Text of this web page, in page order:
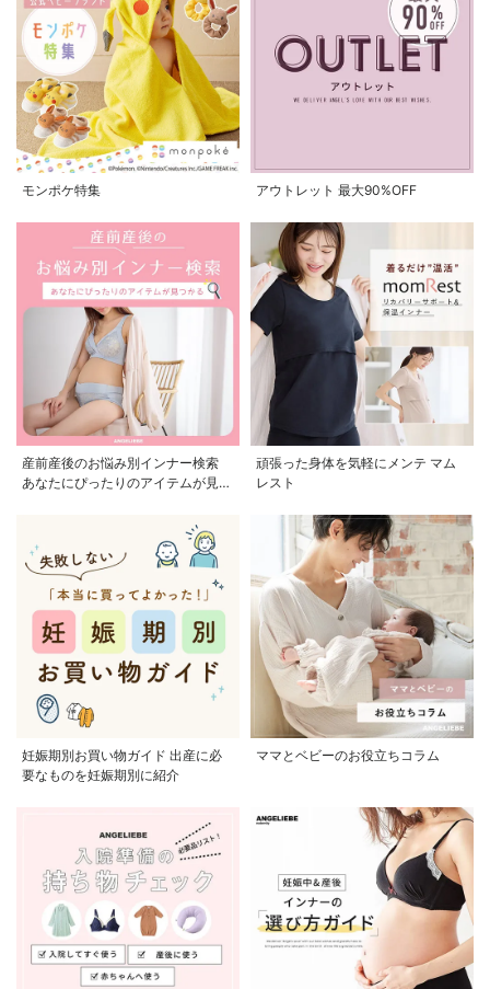
モンポケ特集 アウトレット 最大90%OFF
産前産後のお悩み別インナー検索
あなたにぴったりのアイテムが見つ
頑張った身体を気軽にメンテ マム
レスト
妊娠期別お買い物ガイド 出産に必
要なものを妊娠期別に紹介
ママとベビーのお役立ちコラム